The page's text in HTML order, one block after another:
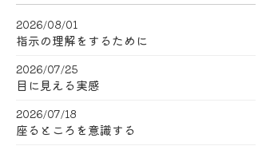
2026/08/01
指示の理解をするために
2026/07/25
目に見える実感
2026/07/18
座るところを意識する